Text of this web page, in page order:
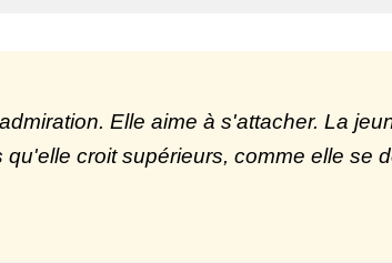
Elle aime à s'attacher. La
croit supérieurs, comme elle se